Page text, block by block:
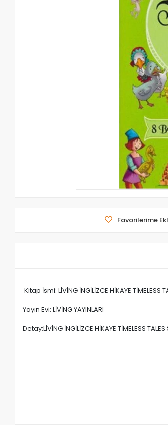
Favorilerime
Kitap İsmi: LİVİNG İNGİLİZCE HİKAYE TİMELESS
Yayın Evi: LİVİNG YAYINLARI
Detay:LİVİNG İNGİLİZCE HİKAYE TİMELESS TALES